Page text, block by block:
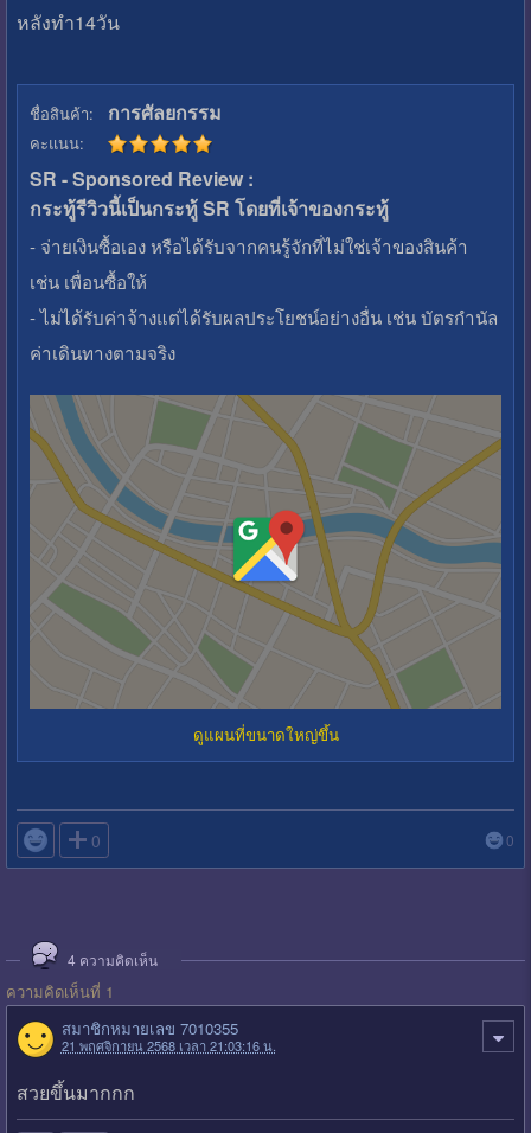
หลังทำ14วัน
ชื่อสินค้า: การศัลยกรรม
คะแนน:
SR - Sponsored Review :
กระทู้รีวิวนี้เป็นกระทู้ SR โดยที่เจ้าของกระทู้
- จ่ายเงินซื้อเอง หรือได้รับจากคนรู้จักที่ไม่ใช่เจ้าของสินค้า
เช่น เพื่อนซื้อให้
- ไม่ได้รับค่าจ้างแต่ได้รับผลประโยชน์อย่างอื่น เช่น บัตรกำนัล
ค่าเดินทางตามจริง
ดูแผนที่ขนาดใหญ่ขึ้น
 0 0
4 ความคิดเห็น
ความคิดเห็นที่ 1
สมาชิกหมายเลข 7010355
21 พฤศจิกายน 2568 เวลา 21:03:16 น.
สวยขึ้นมากกก